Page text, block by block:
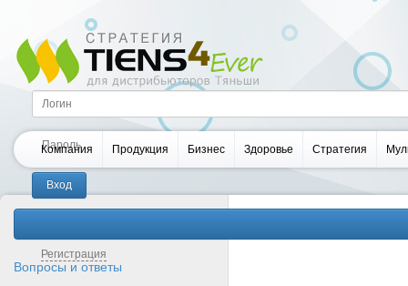
Регистрация
Компания Продукция Бизнес Здоровье Стратегия
Вопросы и ответы